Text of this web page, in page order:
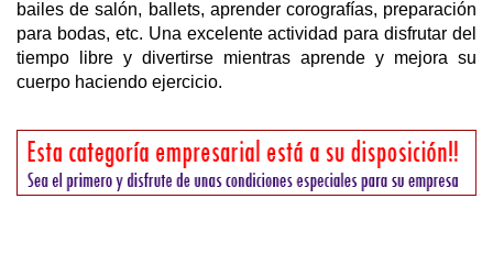
bailes de salón, ballets, aprender corografías, preparación
para bodas, etc. Una excelente actividad para disfrutar del
tiempo libre y divertirse mientras aprende y mejora su
cuerpo haciendo ejercicio.